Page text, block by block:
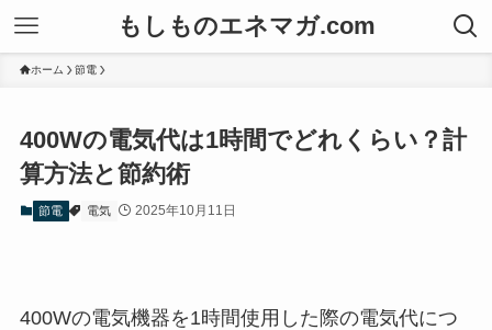
もしものエネマガ.com
ホーム 節電
400Wの電気代は1時間でどれくらい？計
算方法と節約術
節電 電気 2025年10月11日
400Wの電気機器を1時間使用した際の電気代につ